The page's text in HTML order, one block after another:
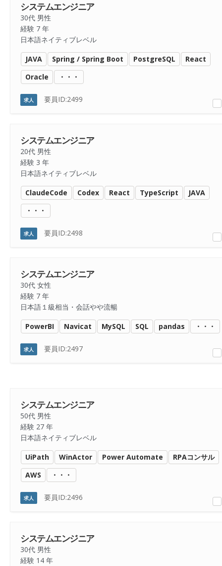
システムエンジニア
30代 男性
経験 7 年
日本語ネイティブレベル
JAVA Spring / Spring Boot PostgreSQL
React
Oracle
・・・
求人 要員ID:2499
システムエンジニア
20代 男性
経験 3 年
日本語ネイティブレベル
ClaudeCode Codex React TypeScript
JAVA
・・・
求人 要員ID:2498
システムエンジニア
30代 女性
経験 7 年
日本語１級相当・会話やや流暢
PowerBI Navicat MySQL SQL pandas ・・・
求人 要員ID:2497
システムエンジニア
50代 男性
経験 27 年
日本語ネイティブレベル
UiPath WinActor Power Automate
RPAコンサル
AWS
・・・
求人 要員ID:2496
システムエンジニア
30代 男性
経験 14 年